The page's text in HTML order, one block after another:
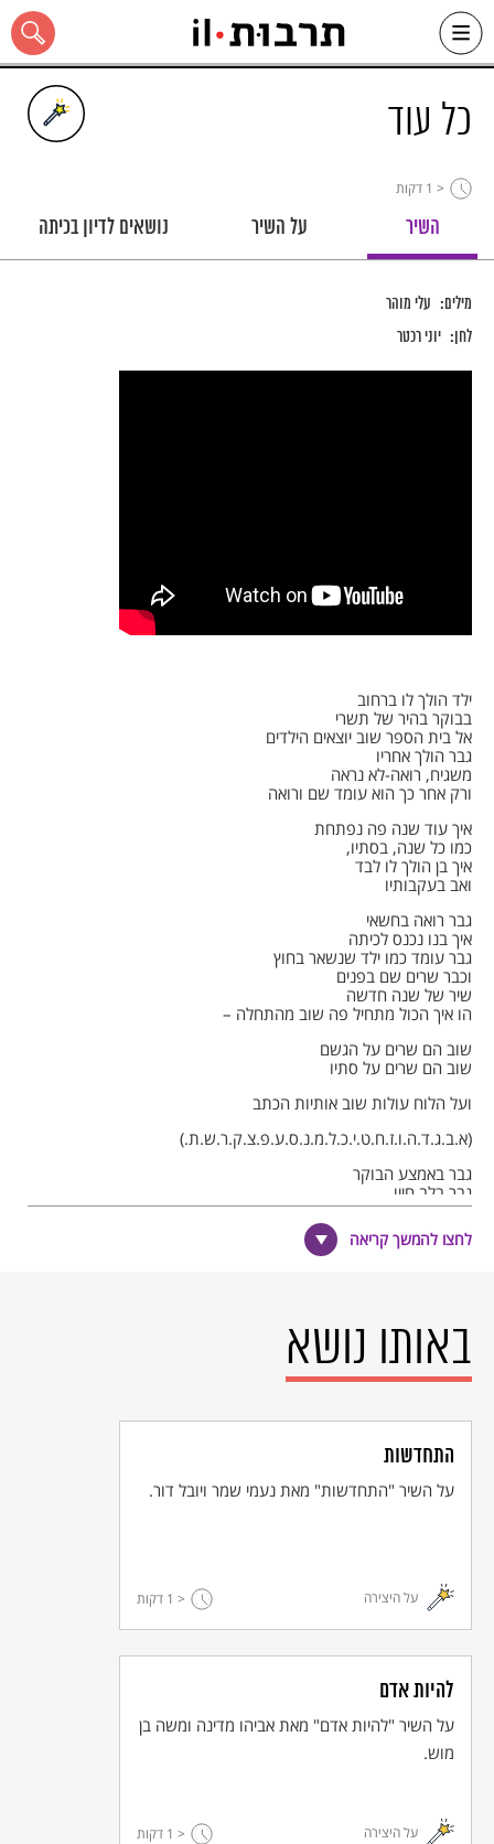
Skip
content
כל האתר
כל עוד
< 1 דקות
השיר על השיר נושאים לדיון בכיתה
מילים: עלי מוהר
לחן: יוני רכטר
ילד הולך לו ברחוב
בבוקר בהיר של תשרי
אל בית הספר שוב יוצאים הילדים
גבר הולך אחריו
משגיח, רואה-לא נראה
ורק אחר כך הוא עומד שם ורואה
איך עוד שנה פה נפתחת
כמו כל שנה, בסתיו,
איך בן הולך לו לבד
ואב בעקבותיו
גבר רואה בחשאי
איך בנו נכנס לכיתה
גבר עומד כמו ילד שנשאר בחוץ
וכבר שרים שם בפנים
שיר של שנה חדשה
הו איך הכול מתחיל פה שוב מהתחלה –
שוב הם שרים על הגשם
שוב הם שרים על סתיו
ועל הלוח עולות שוב אותיות הכתב
(א.ב.ג.ד.ה.ו.ז.ח.ט.י.כ.ל.מ.נ.ס.ע.פ.צ.ק.ר.ש.ת.)
גבר באמצע הבוקר
גבר בלב חייו
על יד גדר של בית ספר לבדו ניצב
והוא זוכר שאביו
פעם הלך אחריו
וגם שפתיו של גבר לוחשות עכשיו:
גם אם אלך בגיא צלמוות
הן לא אירא,
יאמר לבי שירה
כל עוד עולה הבוקר
כל עוד נכתב הלוח
כל עוד הולך לו בן
כל עוד הים מתעורר
כל עוד הרוח עולה
כל עוד על שחור הלוח
תתנוסס מילה
© כל הזכויות שמורות למחבר ול
לחצו להמשך קריאה
באותו נושא
התחדשות
על השיר "התחדשות" מאת נעמי שמר ויובל דור.
על היצירה < 1 דקות
להיות אדם
על השיר "להיות אדם" מאת אביהו מדינה ומשה בן
מוש.
על היצירה < 1 דקות